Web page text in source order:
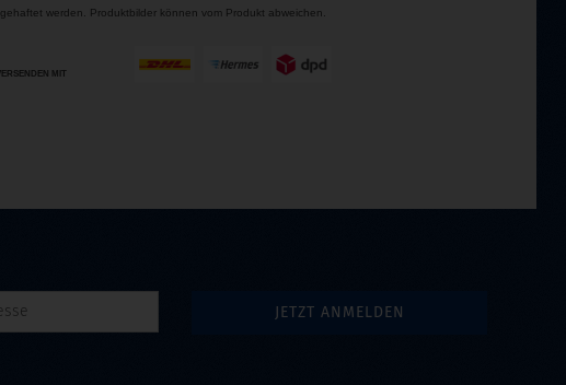
werden. Produktbilder können vom Produkt abweichen.
MIT